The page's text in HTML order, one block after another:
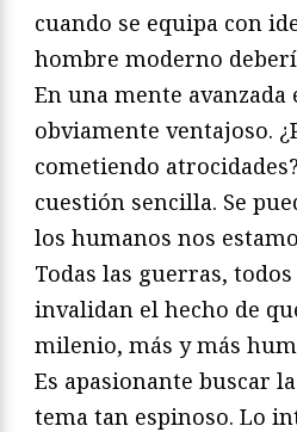
cuando se equipa con
hombre moderno
En una mente avanzada
obviamente ventajoso.
cometiendo
cuestión sencilla. Se
los humanos nos
Todas las guerras,
invalidan el hecho de
milenio, más y más
Es apasionante buscar
tema tan espinoso. Lo